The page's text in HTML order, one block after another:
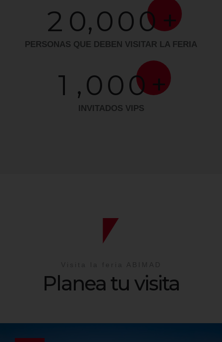
2 0,000 +
PERSONAS QUE DEBEN VISITAR LA FERIA
1 ,000 +
INVITADOS VIPS
Planea tu visita